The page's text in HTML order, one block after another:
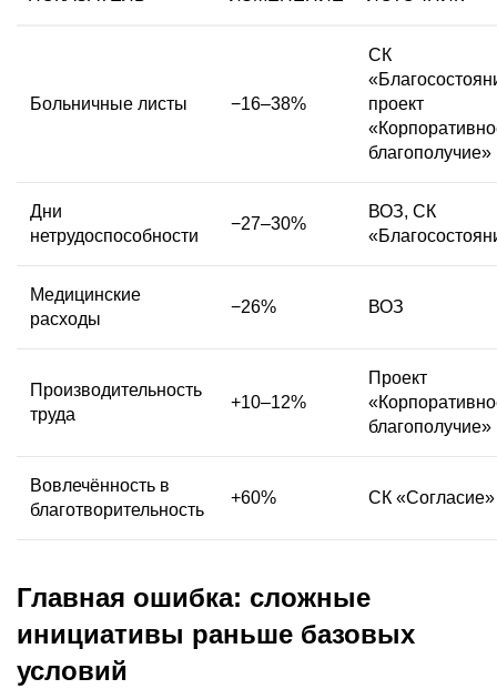
Больничные листы −16–38%
СК
проект
благополучие»
Дни
нетрудоспособности
−27–30%
ВОЗ, СК
Медицинские
расходы
−26% ВОЗ
Производительность
труда
+10–12%
Проект
благополучие»
Вовлечённость в
благотворительность
+60% СК «Согласие»
Главная ошибка: сложные
инициативы раньше базовых
условий